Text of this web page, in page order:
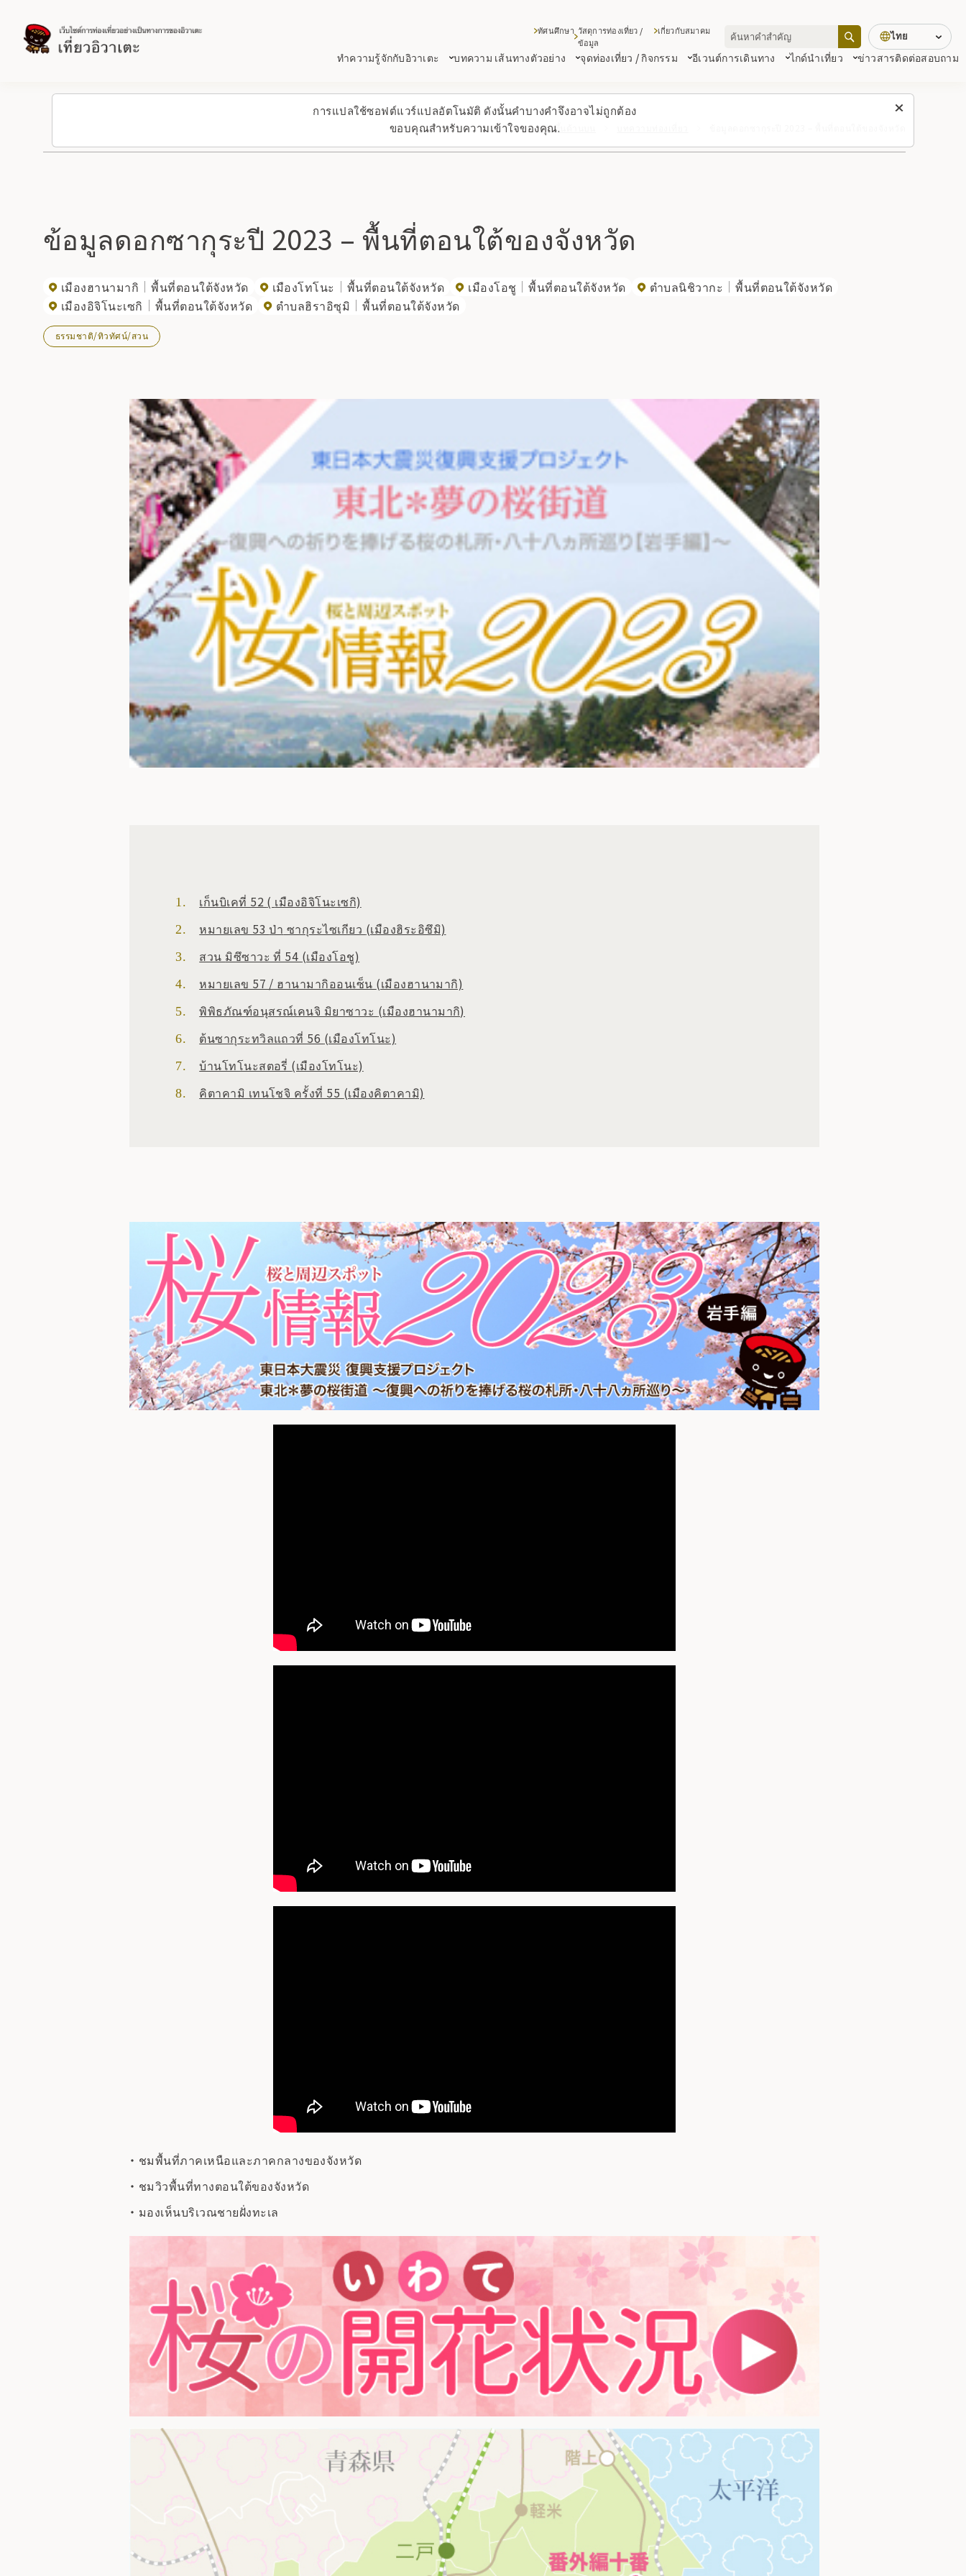
การแปลใช้ซอฟต์แวร์แปลอัตโนมัติ ดังนั้นคำบางคำจึงอาจไม่ถูกต้อง
ขอบคุณสำหรับความเข้าใจของคุณ.
ทำความรู้จักกับอิวาเตะ บทความ เส้นทางตัวอย่าง จุดท่องเที่ยว / กิจกรรม อีเวนต์การเดินทาง ไกด์นำเที่ยว ข่าวสารติดต่อสอบถาม
ทัศนศึกษา วัสดุการท่องเที่ยว /
ข้อมูล
เกี่ยวกับสมาคม ไทย
กลับขึ้นด้านบน
ข้อมูลดอกซากุระปี 2023 – พื้นที่ตอนใต้ของจังหวัด
เมืองฮานามากิ พื้นที่ตอนใต้จังหวัด เมืองโทโนะ พื้นที่ตอนใต้จังหวัด เมืองโอชู พื้นที่ตอนใต้จังหวัด ตำบลนิชิวากะ
พื้นที่ตอนใต้จังหวัด
เมืองอิจิโนะเซกิ
พื้นที่ตอนใต้จังหวัด ตำบลฮิราอิซุมิ พื้นที่ตอนใต้จังหวัด
ธรรมชาติ/ทิวทัศน์/สวน
เก็นบิเคที่ 52 ( เมืองอิจิโนะเซกิ)
หมายเลข 53 ป่า ซากุระไซเกียว (เมืองฮิระอิซึมิ)
สวน มิซึซาวะ ที่ 54 (เมืองโอชู)
หมายเลข 57 / ฮานามากิออนเซ็น (เมืองฮานามากิ)
พิพิธภัณฑ์อนุสรณ์เคนจิ มิยาซาวะ (เมืองฮานามากิ)
ต้นซากุระทวิลแถวที่ 56 (เมืองโทโนะ)
บ้านโทโนะสตอรี่ (เมืองโทโนะ)
คิตาคามิ เทนโชจิ ครั้งที่ 55 (เมืองคิตาคามิ)
ชมพื้นที่ภาคเหนือและภาคกลางของจังหวัด
ชมวิวพื้นที่ทางตอนใต้ของจังหวัด
มองเห็นบริเวณชายฝั่งทะเล